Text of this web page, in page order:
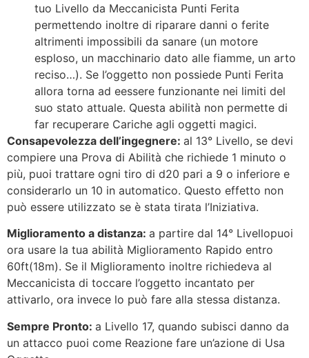
tuo Livello da Meccanicista Punti Ferita
permettendo inoltre di riparare danni o ferite
altrimenti impossibili da sanare (un motore
esploso, un macchinario dato alle fiamme, un arto
reciso…). Se l’oggetto non possiede Punti Ferita
allora torna ad eessere funzionante nei limiti del
suo stato attuale. Questa abilità non permette di
far recuperare Cariche agli oggetti magici.
Consapevolezza dell’ingegnere: al 13° Livello, se devi
compiere una Prova di Abilità che richiede 1 minuto o
più, puoi trattare ogni tiro di d20 pari a 9 o inferiore e
considerarlo un 10 in automatico. Questo effetto non
può essere utilizzato se è stata tirata l’Iniziativa.
Miglioramento a distanza: a partire dal 14° Livellopuoi
ora usare la tua abilità Miglioramento Rapido entro
60ft(18m). Se il Miglioramento inoltre richiedeva al
Meccanicista di toccare l’oggetto incantato per
attivarlo, ora invece lo può fare alla stessa distanza.
Sempre Pronto: a Livello 17, quando subisci danno da
un attacco puoi come Reazione fare un’azione di Usa